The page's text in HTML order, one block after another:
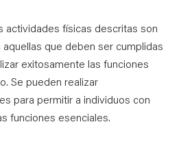
actividades físicas descritas son
que deben ser cumplidas
exitosamente las funciones
Se pueden realizar
para permitir a individuos con
funciones esenciales.